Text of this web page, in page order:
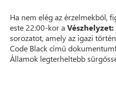
Ha nem elég az érzelmekből,
este 22:00-kor a Vészhelyzet:
sorozatot, amely az igazi
Code Black című
Államok legterheltebb